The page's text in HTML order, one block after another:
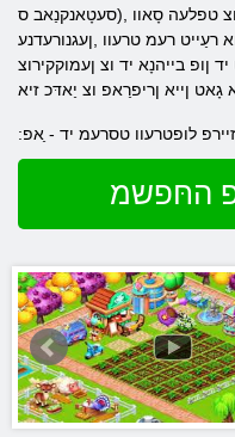
טפלעה סָאוו ,(סעטָאנקנַאב ס
רעַייט רעמ טרעוו ,ןעגנורעדנע
ןופ בייהנָא יד וצ ןעמוקקירוצ
גָאט ןייא ןריפרַאפ וצ יַאדּכ זיא
לופטרעוו טסרעמ יד - ַאפ
החּפשמ